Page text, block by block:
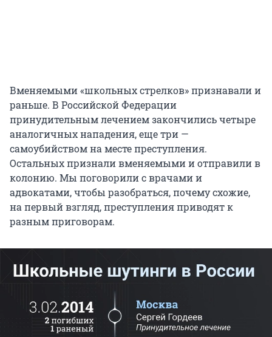
Вменяемыми «школьных стрелков» признавали и
раньше. В Российской Федерации
принудительным лечением закончились четыре
аналогичных нападения, еще три —
самоубийством на месте преступления.
Остальных признали вменяемыми и отправили в
колонию. Мы поговорили с врачами и
адвокатами, чтобы разобраться, почему схожие,
на первый взгляд, преступления приводят к
разным приговорам.